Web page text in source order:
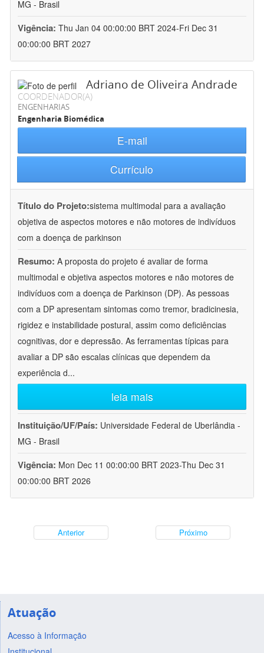
MG - Brasil
Vigência: Thu Jan 04 00:00:00 BRT 2024-Fri Dec 31
00:00:00 BRT 2027
Adriano de Oliveira Andrade
COORDENADOR(A)
ENGENHARIAS
Engenharia Biomédica
E-mail
Currículo
Título do Projeto:sistema multimodal para a avaliação
objetiva de aspectos motores e não motores de indivíduos
com a doença de parkinson
Resumo: A proposta do projeto é avaliar de forma
multimodal e objetiva aspectos motores e não motores de
indivíduos com a doença de Parkinson (DP). As pessoas
com a DP apresentam sintomas como tremor, bradicinesia,
rigidez e instabilidade postural, assim como deficiências
cognitivas, dor e depressão. As ferramentas típicas para
avaliar a DP são escalas clínicas que dependem da
experiência d...
leia mais
Instituição/UF/País: Universidade Federal de Uberlândia -
MG - Brasil
Vigência: Mon Dec 11 00:00:00 BRT 2023-Thu Dec 31
00:00:00 BRT 2026
Anterior Próximo
Atuação
Acesso à Informação